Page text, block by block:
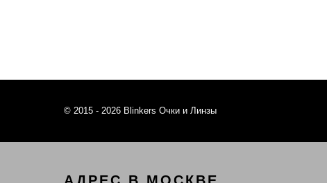
© 2015 - 2026 Blinkers Очки и Линзы